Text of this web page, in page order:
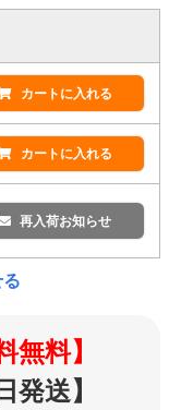
カートに入れる
カートに入れる
再入荷お知らせ
無料】
発送】